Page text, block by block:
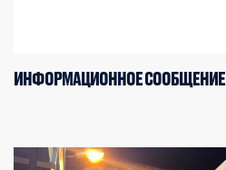
ИНФОРМАЦИОННОЕ СООБЩЕНИЕ